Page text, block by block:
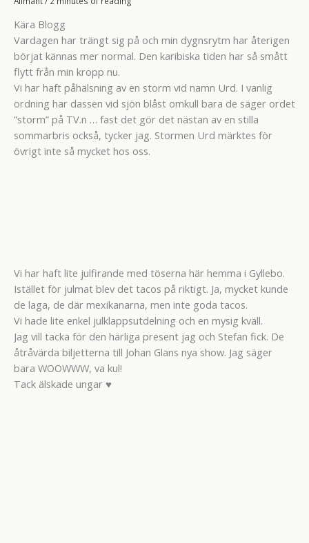
Kära Blogg
Vardagen har trängt sig på och min dygnsrytm har återigen
börjat kännas mer normal. Den karibiska tiden har så smått
flytt från min kropp nu.
Vi har haft påhälsning av en storm vid namn Urd. I vanlig
ordning har dassen vid sjön blåst omkull bara de säger ordet
”storm” på TV.n … fast det gör det nästan av en stilla
sommarbris också, tycker jag. Stormen Urd märktes för
övrigt inte så mycket hos oss.
Vi har haft lite julfirande med töserna här hemma i Gyllebo.
Istället för julmat blev det tacos på riktigt. Ja, mycket kunde
de laga, de där mexikanarna, men inte goda tacos.
Vi hade lite enkel julklappsutdelning och en mysig kväll.
Jag vill tacka för den härliga present jag och Stefan fick. De
åtråvärda biljetterna till Johan Glans nya show. Jag säger
bara WOOWWW, va kul!
Tack älskade ungar ♥